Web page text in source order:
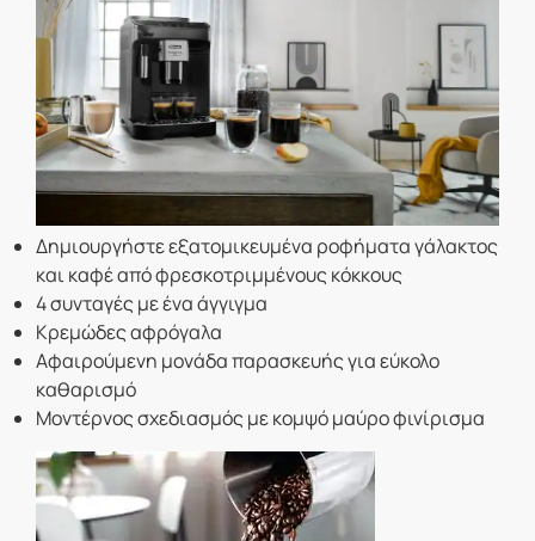
Δημιουργήστε εξατομικευμένα ροφήματα γάλακτος
και καφέ από φρεσκοτριμμένους κόκκους
4 συνταγές με ένα άγγιγμα
Κρεμώδες αφρόγαλα
Αφαιρούμενη μονάδα παρασκευής για εύκολο
καθαρισμό
Μοντέρνος σχεδιασμός με κομψό μαύρο φινίρισμα